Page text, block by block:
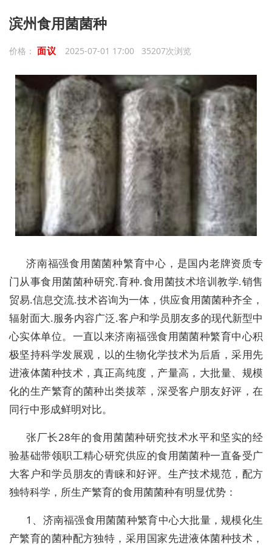
滨州食用菌菌种
价格： 面议 2025-07-01 17:00 35207次浏览
济南福强食用菌菌种繁育中心，是国内老牌资质专
门从事食用菌菌种研究.育种.食用菌技术培训教学.销售
贸易.信息交流.技术咨询为一体，供应食用菌菌种齐全，
辐射面大.服务内容广泛.客户和学员朋友多的现代新型中
心实体单位。一直以来济南福强食用菌菌种繁育中心积
极坚持科学发展观，以的生物化学技术为后盾，采用先
进液体菌种技术，真正高纯度，产量高，大批量、规模
化的生产繁育的菌种出类拔萃，深受客户朋友好评，在
同行中形成鲜明对比。
张厂长28年的食用菌菌种研究技术水平和坚实的经
验基础带领职工精心研究供应的食用菌菌种一直备受广
大客户和学员朋友的青睐和好评。生产技术规范，配方
独特科学，所生产繁育的食用菌菌种有明显优势：
1、济南福强食用菌菌种繁育中心大批量，规模化生
产繁育的菌种配方独特，采用国家先进液体菌种技术，